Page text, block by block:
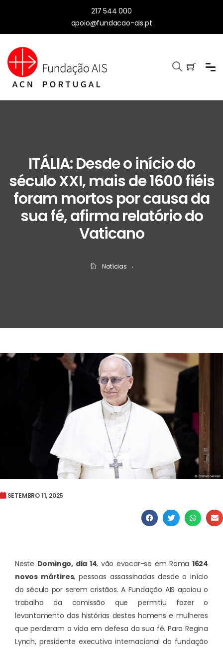
217 544 000
apoio@fundacao-ais.pt
ITÁLIA: Desde o início do
século XXI, mais de 1600 fiéis
foram mortos por causa da
sua fé, afirma relatório do
Vaticano
Notícias ‧
SETEMBRO 11, 2025
Neste Domingo, dia 14, vão evocar-se em Roma 1624
novos mártires, pessoas assassinadas desde o início
do século por serem cristãos. A Fundação AIS apoiou o
trabalho da comissão que permitiu fazer o
levantamento das histórias destes homens e mulheres
que perderam a vida em defesa da sua fé. Para Regina
Lynch, presidente executiva internacional da fundação